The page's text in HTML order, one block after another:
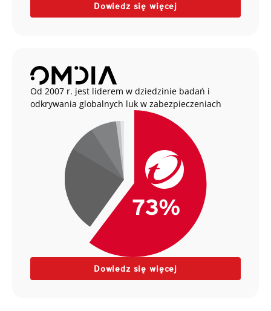
Dowiedz się więcej
Od 2007 r. jest liderem w dziedzinie badań i
odkrywania globalnych luk w zabezpieczeniach
Dowiedz się więcej